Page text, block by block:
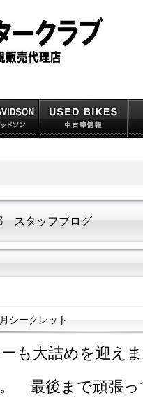
スタッフブログ
シークレット
も大詰めを迎え
最後まで頑張っ